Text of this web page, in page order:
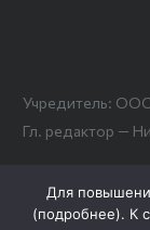
Учредитель:
Гл. редактор —
Для
(подробнее). К